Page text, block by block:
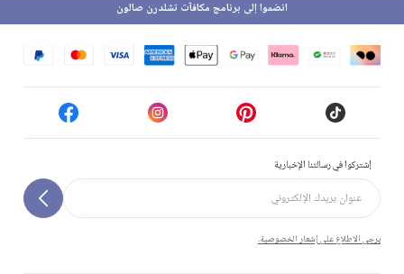
إشتركوا في رسالتنا الإخبارية
يرجى الاطلاع على إشعار الخصوصية.
انضموا إلى برنامج مكافآت تشلدرن صالون